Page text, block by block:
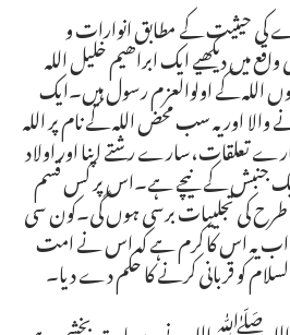
کی حیثیت کے مطابق انوارات و
میں دیکھیے ایک ابراھیم خلیل اللہ
اللہ کے اولوالعزم رسول ہیں۔ایک
اور یہ سب محض اللہ کے نام پر اللہ
تعلقات،سارے رشتے اپنا اور اولاد
جنبش کے نیچے ہے۔اس پر کس قسم
کی تجلییات برسی ہوں گی۔کون سی
یہ اس کا کرم ہے کہ اس نے امت
کو قربانی کرنے کا حکم دے دیا۔